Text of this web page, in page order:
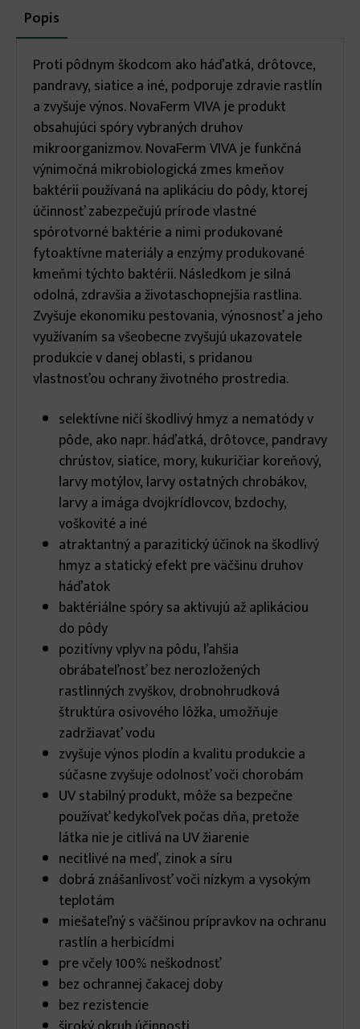
More
infos
Popis
karta)
Proti pôdnym škodcom ako háďatká, drôtovce,
pandravy, siatice a iné, podporuje zdravie rastlín
a zvyšuje výnos. NovaFerm VIVA je produkt
obsahujúci spóry vybraných druhov
mikroorganizmov. NovaFerm VIVA je funkčná
výnimočná mikrobiologická zmes kmeňov
baktérii používaná na aplikáciu do pôdy, ktorej
účinnosť zabezpečujú prírode vlastné
spórotvorné baktérie a nimi produkované
fytoaktívne materiály a enzýmy produkované
kmeňmi týchto baktérii. Následkom je silná
odolná, zdravšia a životaschopnejšia rastlina.
Zvyšuje ekonomiku pestovania, výnosnosť a jeho
využívaním sa všeobecne zvyšujú ukazovatele
produkcie v danej oblasti, s pridanou
vlastnosťou ochrany životného prostredia.
selektívne ničí škodlivý hmyz a nematódy v
pôde, ako napr. háďatká, drôtovce, pandravy
chrústov, siatice, mory, kukuričiar koreňový,
larvy motýlov, larvy ostatných chrobákov,
larvy a imága dvojkrídlovcov, bzdochy,
voškovité a iné
atraktantný a parazitický účinok na škodlivý
hmyz a statický efekt pre väčšinu druhov
háďatok
baktériálne spóry sa aktivujú až aplikáciou
do pôdy
pozitívny vplyv na pôdu, ľahšia
obrábateľnosť bez nerozložených
rastlinných zvyškov, drobnohrudková
štruktúra osivového lôžka, umožňuje
zadržiavať vodu
zvyšuje výnos plodín a kvalitu produkcie a
súčasne zvyšuje odolnosť voči chorobám
UV stabilný produkt, môže sa bezpečne
používať kedykoľvek počas dňa, pretože
látka nie je citlivá na UV žiarenie
necitlivé na meď, zinok a síru
dobrá znášanlivosť voči nízkym a vysokým
teplotám
miešateľný s väčšinou prípravkov na ochranu
rastlín a herbicídmi
pre včely 100% neškodnosť
bez ochrannej čakacej doby
bez rezistencie